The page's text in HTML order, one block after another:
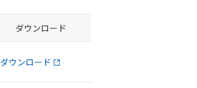
ダウンロード
ダウンロード